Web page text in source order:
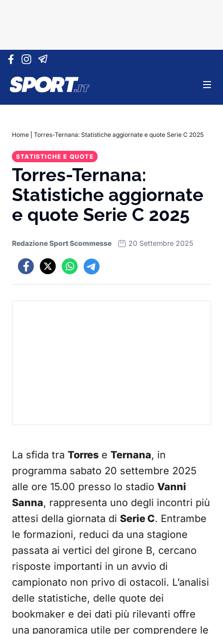
Vai al contenuto
Home Torres-Ternana: Statistiche aggiornate e quote Serie C 2025
STATISTICHE E QUOTE
Torres-Ternana:
Statistiche aggiornate
e quote Serie C 2025
Redazione Sport Scommesse 20 Settembre 2025
La sfida tra Torres e Ternana, in
programma sabato 20 settembre 2025
alle ore 15.00 presso lo stadio Vanni
Sanna, rappresenta uno degli incontri più
attesi della giornata di Serie C. Entrambe
le formazioni, reduci da una stagione
passata ai vertici del girone B, cercano
risposte importanti in un avvio di
campionato non privo di ostacoli. L’analisi
delle statistiche, delle quote dei
bookmaker e dei dati più rilevanti offre
una panoramica utile per comprendere le